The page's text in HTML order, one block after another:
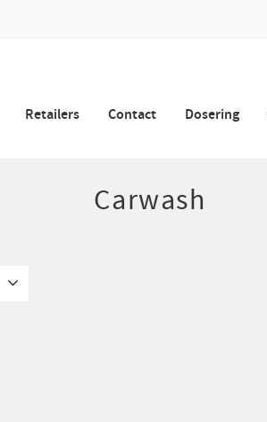
Retailers Contact Dosering
Carwash